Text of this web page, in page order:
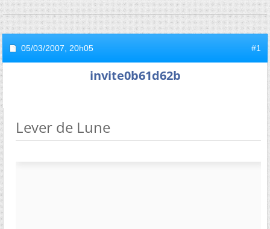
05/03/2007, 20h05 #1
invite0b61d62b
Lever de Lune